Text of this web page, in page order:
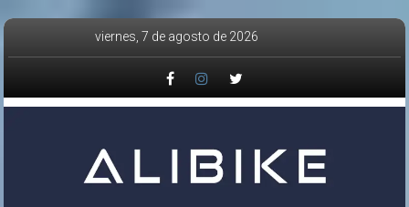
Saltar
viernes, 7 de agosto de 2026